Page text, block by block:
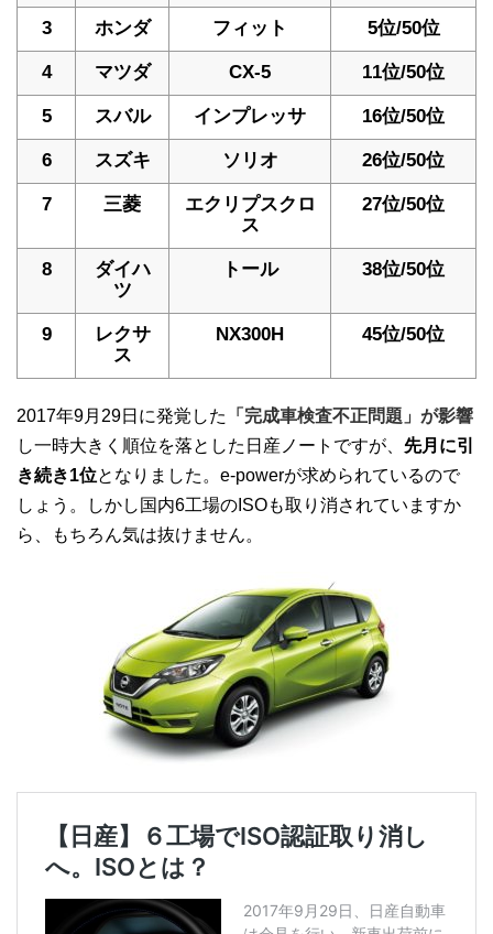
3 ホンダ フィット 5位/50位
4 マツダ CX-5 11位/50位
5 スバル インプレッサ 16位/50位
6 スズキ ソリオ 26位/50位
7 三菱
エクリプスクロ
ス
27位/50位
8
ダイハ
ツ
トール 38位/50位
9
レクサ
ス
NX300H 45位/50位
2017年9月29日に発覚した
「完成車検査不正問題」が影響
し一時大きく順位を落とした日産ノートですが、 先月に引
き続き1位となりました。e-powerが求められているので
しょう。しかし国内6工場のISOも取り消されていますか
ら、もちろん気は抜けません。